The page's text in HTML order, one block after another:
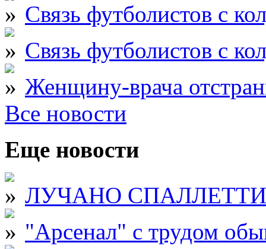
Связь футболистов с
Связь футболистов с
Женщину-врача
Все новости
Еще новости
ЛУЧАНО СПАЛЛЕТТИ
"Арсенал" с трудом